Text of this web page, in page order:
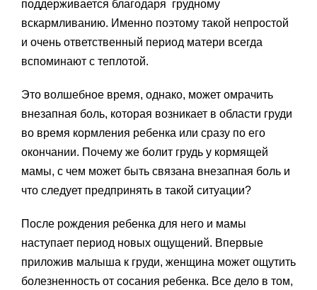
поддерживается благодаря грудному
вскармливанию. Именно поэтому такой непростой
и очень ответственный период матери всегда
вспоминают с теплотой.
Это волшебное время, однако, может омрачить
внезапная боль, которая возникает в области груди
во время кормления ребенка или сразу по его
окончании. Почему же болит грудь у кормящей
мамы, с чем может быть связана внезапная боль и
что следует предпринять в такой ситуации?
После рождения ребенка для него и мамы
наступает период новых ощущений. Впервые
приложив малыша к груди, женщина может ощутить
болезненность от сосания ребенка. Все дело в том,